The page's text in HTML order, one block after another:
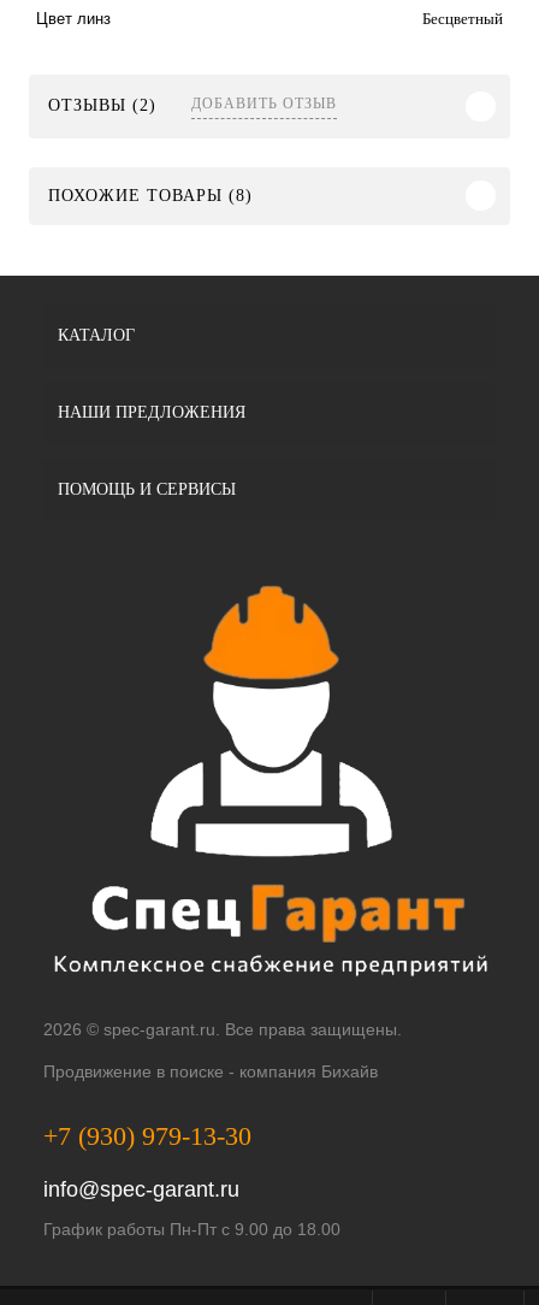
Цвет линз Бесцветный
ОТЗЫВЫ (2) ДОБАВИТЬ ОТЗЫВ
ПОХОЖИЕ ТОВАРЫ (8)
КАТАЛОГ
НАШИ ПРЕДЛОЖЕНИЯ
ПОМОЩЬ И СЕРВИСЫ
2026 © spec-garant.ru. Все права защищены.
Продвижение в поиске - компания Бихайв
+7 (930) 979-13-30
info@spec-garant.ru
График работы Пн-Пт с 9.00 до 18.00